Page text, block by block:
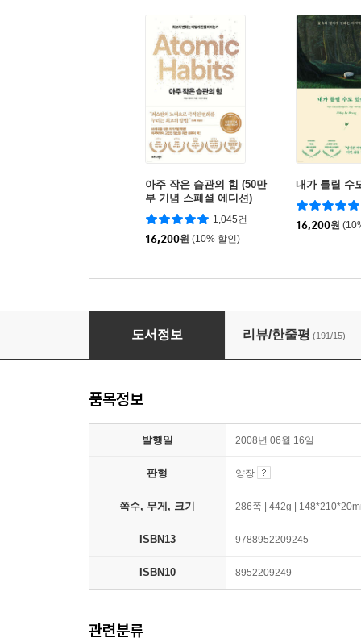
아주 작은 습관의 힘 (50만
부 기념 스페셜 에디션)
1,045건
16,200원 (10% 할인)
내가 틀릴 수
16,200원
마지막 강의
도서정보 리뷰/한줄평 (191/15)
품목정보
발행일 2008년 06월 16일
판형 양장
쪽수, 무게, 크기 286쪽 | 442g |
ISBN13 9788952209245
ISBN10 8952209249
관련분류